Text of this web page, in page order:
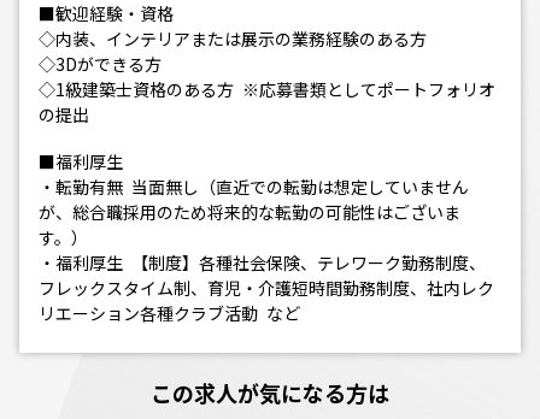
■歓迎経験・資格
◇内装、インテリアまたは展示の業務経験のある方
◇3Dができる方
◇1級建築士資格のある方 ※応募書類としてポートフォリオ
の提出
■福利厚生
・転勤有無 当⾯無し（直近での転勤は想定していません
が、総合職採⽤のため将来的な転勤の可能性はございま
す。）
・福利厚生 【制度】各種社会保険、テレワーク勤務制度、
フレックスタイム制、育児・介護短時間勤務制度、社内レク
リエーション各種クラブ活動 など
この求人が気になる方は